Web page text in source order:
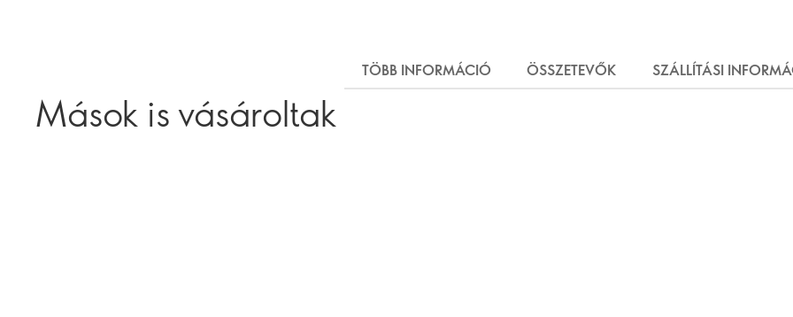
TÖBB INFORMÁCIÓ ÖSSZETEVŐK SZÁLLÍTÁSI
Mások is vásároltak